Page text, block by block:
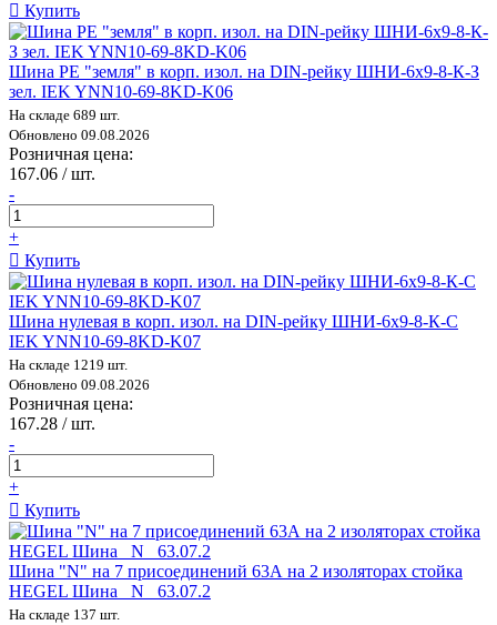
Купить
Шина PE "земля" в корп. изол. на DIN-рейку ШНИ-6х9-8-К-З
зел. IEK YNN10-69-8KD-K06
На складе 689 шт.
Обновлено 09.08.2026
Розничная цена:
167.06 / шт.
-
+
Купить
Шина нулевая в корп. изол. на DIN-рейку ШНИ-6х9-8-К-С
IEK YNN10-69-8KD-K07
На складе 1219 шт.
Обновлено 09.08.2026
Розничная цена:
167.28 / шт.
-
+
Купить
Шина "N" на 7 присоединений 63А на 2 изоляторах стойка
HEGEL Шина _N_ 63.07.2
На складе 137 шт.